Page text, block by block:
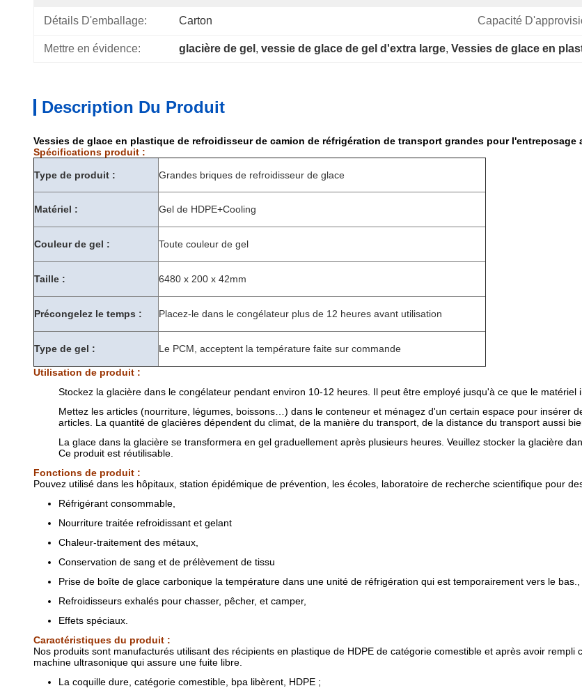
Détails D'emballage: Carton Capacité
Mettre en évidence: glacière de gel , vessie de glace de gel d'extra large, Vessies de glace en
Description Du Produit
Vessies de glace en plastique de refroidisseur de camion de réfrigération de transport grandes pour l'entreposage
Spécifications produit :
Type de produit : Grandes briques de refroidisseur de glace
Matériel : Gel de HDPE+Cooling
Couleur de gel : Toute couleur de gel
Taille : 6480 x 200 x 42mm
Précongelez le temps : Placez-le dans le congélateur plus de 12 heures avant utilisation
Type de gel : Le PCM, acceptent la température faite sur commande
Utilisation de produit :
Stockez la glacière dans le congélateur pendant environ 10-12 heures. Il peut être employé jusqu'à ce que le matériel
Mettez les articles (nourriture, légumes, boissons…) dans le conteneur et ménagez d'un certain espace pour insérer
articles. La quantité de glacières dépendent du climat, de la manière du transport, de la distance du transport aussi
La glace dans la glacière se transformera en gel graduellement après plusieurs heures. Veuillez stocker la glacière
Ce produit est réutilisable.
Fonctions de produit :
Pouvez utilisé dans les hôpitaux, station épidémique de prévention, les écoles, laboratoire de recherche scientifique pour
Réfrigérant consommable,
Nourriture traitée refroidissant et gelant
Chaleur-traitement des métaux,
Conservation de sang et de prélèvement de tissu
Prise de boîte de glace carbonique la température dans une unité de réfrigération qui est temporairement vers le bas.,
Refroidisseurs exhalés pour chasser, pêcher, et camper,
Effets spéciaux.
Caractéristiques du produit :
Nos produits sont manufacturés utilisant des récipients en plastique de HDPE de catégorie comestible et après avoir
machine ultrasonique qui assure une fuite libre.
La coquille dure, catégorie comestible, bpa libèrent, HDPE ;